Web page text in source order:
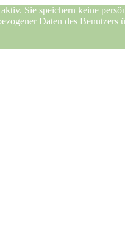
Sie speichern keine
Daten des Benutzers